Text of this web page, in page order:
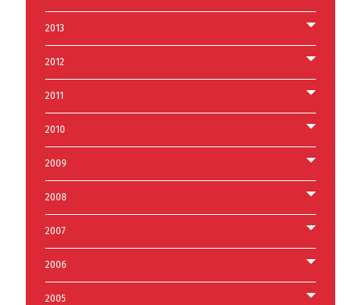
2013
2012
2011
2010
2009
2008
2007
2006
2005